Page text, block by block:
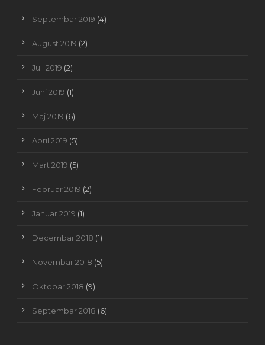
Septembar 2019 (4)
August 2019 (2)
Juli 2019 (2)
Juni 2019 (1)
Maj 2019 (6)
April 2019 (5)
Mart 2019 (5)
Februar 2019 (2)
Januar 2019 (1)
Decembar 2018 (1)
Novembar 2018 (5)
Oktobar 2018 (9)
Septembar 2018 (6)